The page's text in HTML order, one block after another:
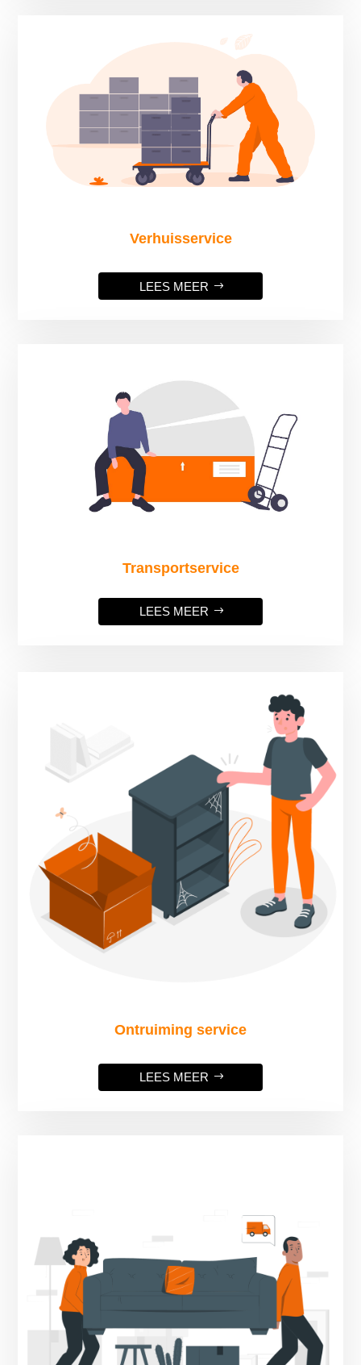
Verhuisservice
LEES MEER
Transportservice
LEES MEER
Ontruiming service
LEES MEER